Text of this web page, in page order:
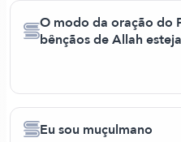
O modo da oração do
bênçãos de Allah
Eu sou muçulmano